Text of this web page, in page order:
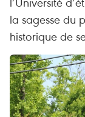
la sagesse du
historique de